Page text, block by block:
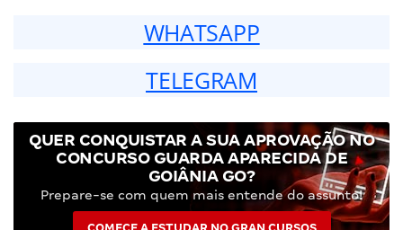
WHATSAPP
TELEGRAM
QUER CONQUISTAR A SUA APROVAÇÃO NO
CONCURSO GUARDA APARECIDA DE
GOIÂNIA GO?
Prepare-se com quem mais entende do assunto!